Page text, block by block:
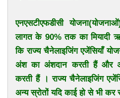
एनएसटीएफडीसी
लागत के 90% तक का मियादी
कि राज्य चैनेलाइजिंग एजेंसियाँ
अंश का अंशदान करती हैं और
करती हैं । राज्य चैनेलाइजिंग
अन्य स्रोतों यदि काई हो से भी